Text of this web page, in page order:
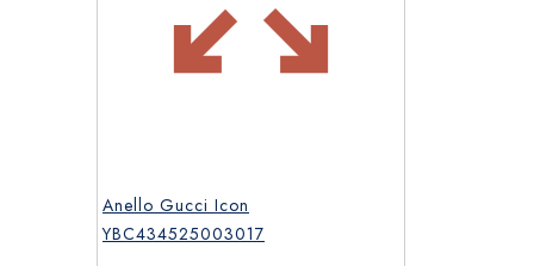
Anello Gucci Icon
YBC434525003017